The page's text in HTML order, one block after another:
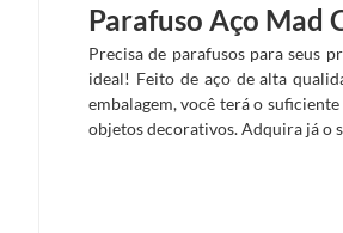
Parafuso Aço Mad
Precisa de parafusos para seus
ideal! Feito de aço de alta
embalagem, você terá o
objetos decorativos. Adquira já o